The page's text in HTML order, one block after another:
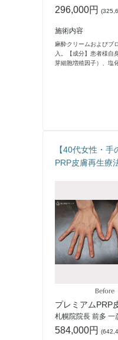
296,000円 (
施術内容
麻酔クリームおよびブ
入。【成分】患者様自
芽細胞増殖因子）、塩
【40代女性・
PRP皮膚再生療
Before
プレミアムPRP
札幌院院長 前多 一
584,000円 (